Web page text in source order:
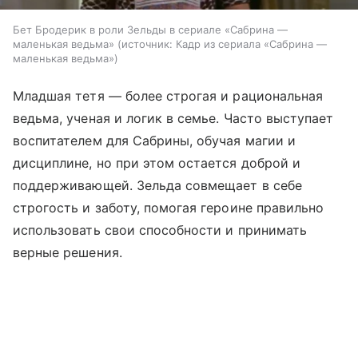
Бет Бродерик в роли Зельды в сериале «Сабрина —
маленькая ведьма»
источник: Кадр из сериала «Сабрина —
маленькая ведьма»
Младшая тетя — более строгая и рациональная
ведьма, ученая и логик в семье. Часто выступает
воспитателем для Сабрины, обучая магии и
дисциплине, но при этом остается доброй и
поддерживающей. Зельда совмещает в себе
строгость и заботу, помогая героине правильно
использовать свои способности и принимать
верные решения.